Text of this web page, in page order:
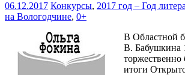
06.12.2017 Конкурсы, 2017 год – Год
на Вологодчине, 0+
В Областной
В. Бабушкина
итоги